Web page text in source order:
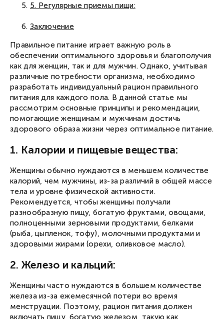
5. Регулярные приемы пищи:
Заключение
Правильное питание играет важную роль в
обеспечении оптимального здоровья и благополучия
как для женщин, так и для мужчин. Однако, учитывая
различные потребности организма, необходимо
разработать индивидуальный рацион правильного
питания для каждого пола. В данной статье мы
рассмотрим основные принципы и рекомендации,
помогающие женщинам и мужчинам достичь
здорового образа жизни через оптимальное питание.
1. Калории и пищевые вещества:
Женщины обычно нуждаются в меньшем количестве
калорий, чем мужчины, из-за различий в общей массе
тела и уровне физической активности.
Рекомендуется, чтобы женщины получали
разнообразную пищу, богатую фруктами, овощами,
полноценными зерновыми продуктами, белками
(рыба, цыпленок, тофу), молочными продуктами и
здоровыми жирами (орехи, оливковое масло).
2. Железо и кальций:
Женщины часто нуждаются в большем количестве
железа из-за ежемесячной потери во время
менструации. Поэтому, рацион питания должен
включать пищу, богатую железом, такую как